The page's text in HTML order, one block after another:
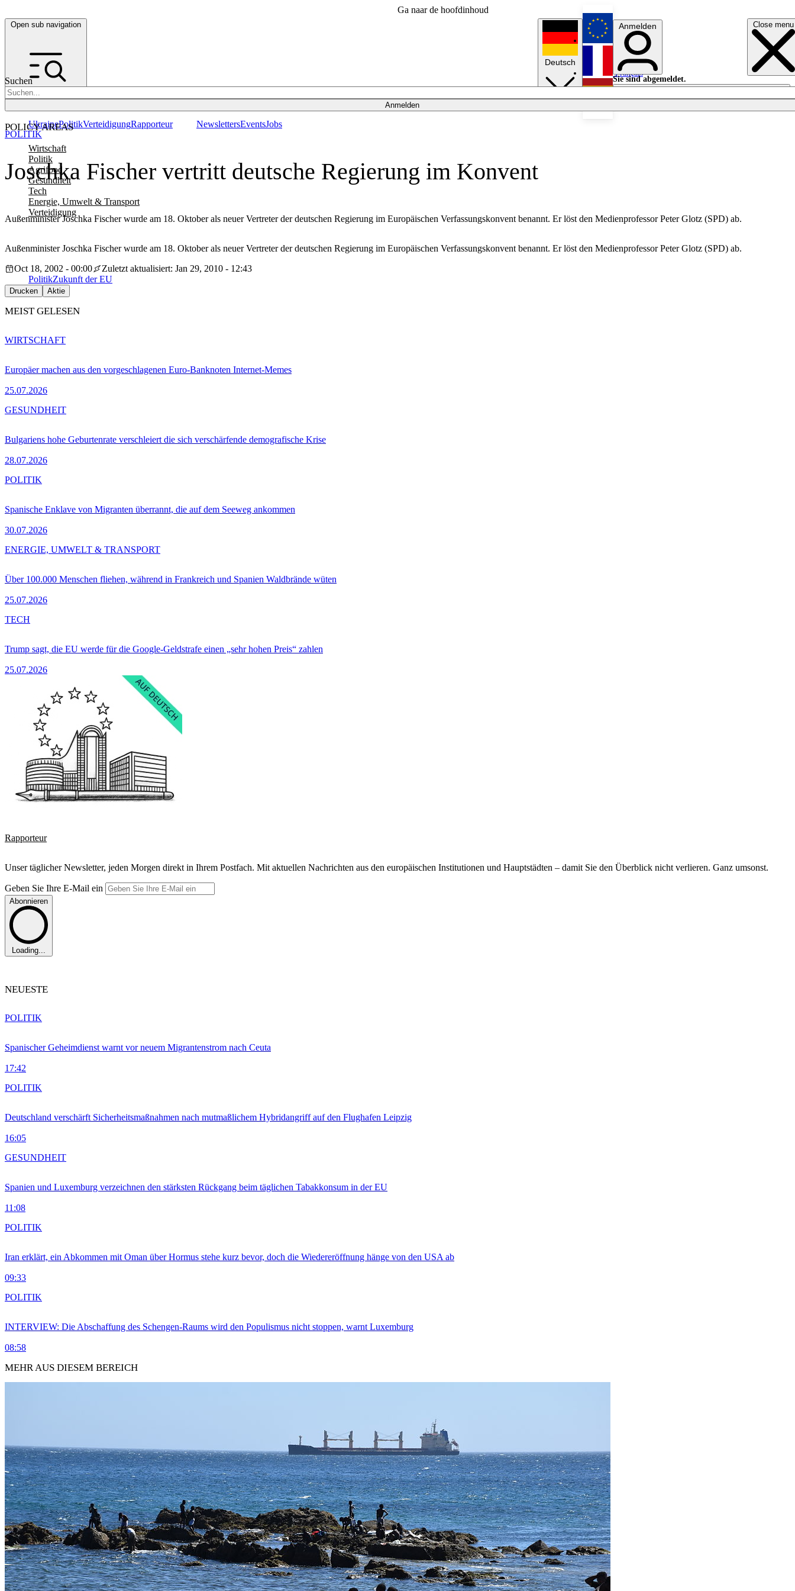
Ga naar de hoofdinhoud
Open sub navigation Close menu
Suchen
Anmelden
POLICY AREAS
Wirtschaft
Politik
Agrifood
Gesundheit
Tech
Energie, Umwelt & Transport
Verteidigung
UkrainePolitikVerteidigungRapporteur NewslettersEventsJobs
Deutsch
English
Français
Anmelden
Sie sind abgemeldet.
Anmelden
Licht aus
Joschka Fischer vertritt deutsche Regierung im Konvent
Außenminister Joschka Fischer wurde am 18. Oktober als neuer Vertreter der deutschen Regierung im Europäischen Verfassungskonvent benannt. Er löst den Medienprofessor Peter Glotz (SPD) ab.
POLITIK
Außenminister Joschka Fischer wurde am 18. Oktober als neuer Vertreter der deutschen Regierung im Europäischen Verfassungskonvent benannt. Er löst den Medienprofessor Peter Glotz (SPD) ab.
Oct 18, 2002 - 00:00
Zuletzt aktualisiert: Jan 29, 2010 - 12:43
PolitikZukunft der EU
Drucken Aktie
MEIST GELESEN
Europäer machen aus den vorgeschlagenen Euro-Banknoten Internet-Memes
25.07.2026
WIRTSCHAFT
Bulgariens hohe Geburtenrate verschleiert die sich verschärfende demografische Krise
28.07.2026
GESUNDHEIT
Spanische Enklave von Migranten überrannt, die auf dem Seeweg ankommen
30.07.2026
POLITIK
Über 100.000 Menschen fliehen, während in Frankreich und Spanien Waldbrände wüten
25.07.2026
ENERGIE, UMWELT & TRANSPORT
Trump sagt, die EU werde für die Google-Geldstrafe einen „sehr hohen Preis“ zahlen
25.07.2026
TECH
Rapporteur
Unser täglicher Newsletter, jeden Morgen direkt in Ihrem Postfach. Mit aktuellen Nachrichten aus den europäischen Institutionen und Hauptstädten – damit Sie den Überblick nicht verlieren. Ganz umsonst.
Geben Sie Ihre E-Mail ein
Abonnieren
Loading...
NEUESTE
Spanischer Geheimdienst warnt vor neuem Migrantenstrom nach Ceuta
17:42
POLITIK
Deutschland verschärft Sicherheitsmaßnahmen nach mutmaßlichem Hybridangriff auf den Flughafen Leipzig
16:05
POLITIK
Spanien und Luxemburg verzeichnen den stärksten Rückgang beim täglichen Tabakkonsum in der EU
11:08
GESUNDHEIT
Iran erklärt, ein Abkommen mit Oman über Hormus stehe kurz bevor, doch die Wiedereröffnung hänge von den USA ab
09:33
POLITIK
INTERVIEW: Die Abschaffung des Schengen-Raums wird den Populismus nicht stoppen, warnt Luxemburg
08:58
POLITIK
MEHR AUS DIESEM BEREICH